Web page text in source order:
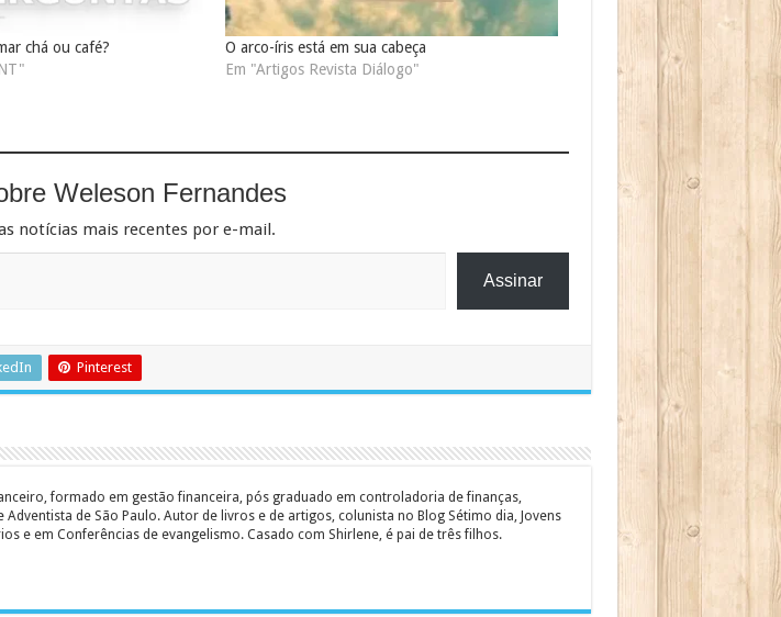
chá ou café?
O arco-íris está em sua cabeça
Em "Artigos Revista Diálogo"
Weleson Fernandes
notícias mais recentes por e-mail.
Assinar
Pinterest
formado em gestão financeira, pós graduado em controladoria de finanças,
de São Paulo. Autor de livros e de artigos, colunista no Blog Sétimo dia, Jovens
e em Conferências de evangelismo. Casado com Shirlene, é pai de três filhos.